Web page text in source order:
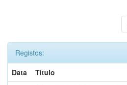
Registos:
Data
Título